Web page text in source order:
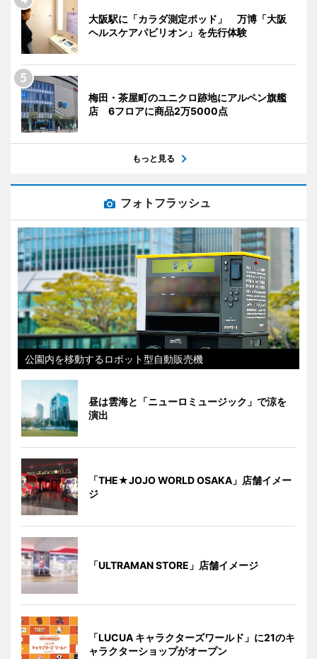
大阪駅に「カラダ測定ポッド」 万博「大阪
ヘルスケアパビリオン」を先行体験
梅田・茶屋町のユニクロ跡地にアルペン旗艦
店 6フロアに商品2万5000点
もっと見る
フォトフラッシュ
公園内を移動するロボット型自動販売機
昼は雲海と「ニューロミュージック」で涼を
演出
「THE★JOJO WORLD OSAKA」店舗イメー
ジ
「ULTRAMAN STORE」店舗イメージ
「LUCUA キャラクターズワールド」に21のキ
ャラクターショップがオープン